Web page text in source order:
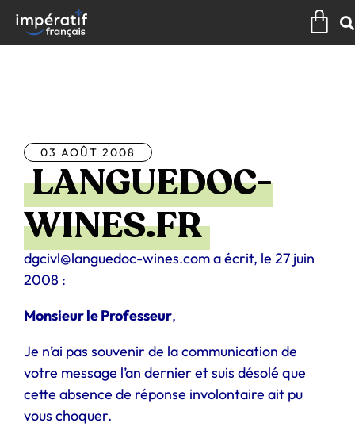
contenu
03 AOÛT 2008
LANGUEDOC-
WINES.FR
dgcivl@languedoc-wines.com a écrit, le 27 juin
2008 :
Monsieur le Professeur,
Je n’ai pas souvenir de la communication de
votre message l’an dernier et suis désolé que
cette absence de réponse involontaire ait pu
vous choquer.